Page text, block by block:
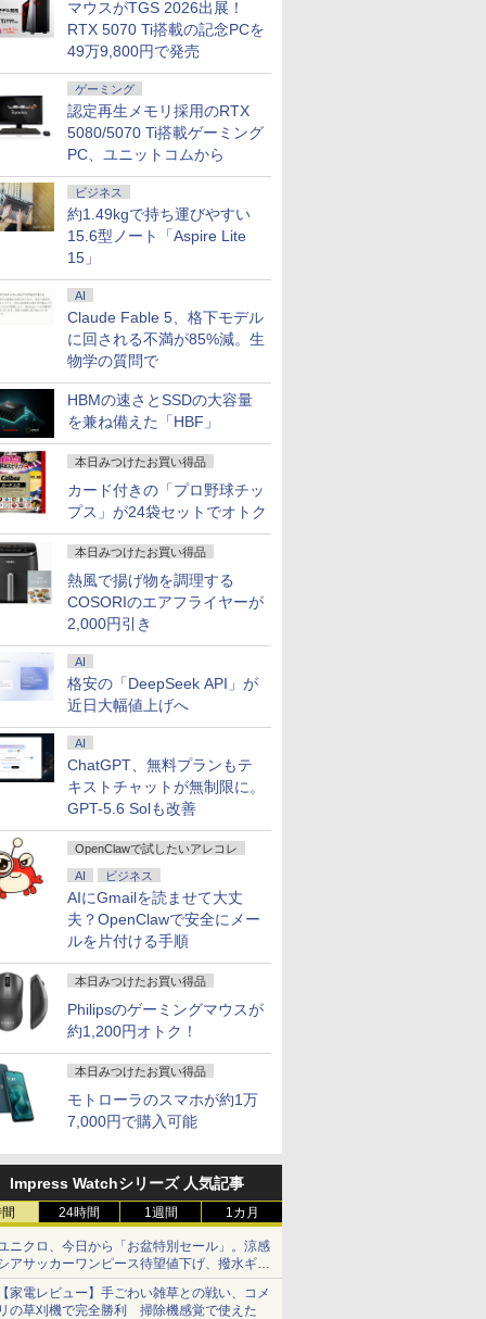
マウスがTGS 2026出展！
RTX 5070 Ti搭載の記念PCを
49万9,800円で発売
ゲーミング
認定再生メモリ採用のRTX
5080/5070 Ti搭載ゲーミング
PC、ユニットコムから
ビジネス
約1.49kgで持ち運びやすい
15.6型ノート「Aspire Lite
15」
AI
Claude Fable 5、格下モデル
に回される不満が85%減。生
物学の質問で
HBMの速さとSSDの大容量
を兼ね備えた「HBF」
本日みつけたお買い得品
カード付きの「プロ野球チッ
プス」が24袋セットでオトク
本日みつけたお買い得品
熱風で揚げ物を調理する
COSORIのエアフライヤーが
2,000円引き
AI
格安の「DeepSeek API」が
近日大幅値上げへ
AI
ChatGPT、無料プランもテ
キストチャットが無制限に。
GPT-5.6 Solも改善
OpenClawで試したいアレコレ
AI ビジネス
AIにGmailを読ませて大丈
夫？OpenClawで安全にメー
ルを片付ける手順
本日みつけたお買い得品
Philipsのゲーミングマウスが
約1,200円オトク！
本日みつけたお買い得品
モトローラのスマホが約1万
7,000円で購入可能
Impress Watchシリーズ 人気記事
24時間 1週間 1カ月
ニクロ、今日から「お盆特別セール」。涼感
アサッカーワンピース待望値下げ、撥水ギア
ョーツは1990円に
家電レビュー】手ごわい雑草との戦い、コメ
の草刈機で完全勝利 掃除機感覚で使えた
価格】中古 Panasonic Let's note CF-SV1 Core i5 1145G7 第11世代CPU メモリ16GB
Windows11 Pro CF-SV1RDLKS 1年保証 Bランク ノートパソコン【CA】 レッツノ
パソコン 中古ノートpc 中古pc win11
料無料 中古パソコン
64bit 搭載 DELL
ズ（7010等） Core i7
メモリ
DVD-ROM/激安セール
2
＼11日まで限定価格／ゲーミングPC
メモリ16GB SSD500GB Windows11
デスクトップPC モニター付き 23.8型
IPS 100Hz 1年保証 高性能 配信 動画編
￥181,070
ン＋P最大31.5%還元！】KTC MegPad
14搭載 スマートタブレット ディスプレ
ター FHD 10点マルチタッチ 8GB+128GB
プ ビジネス/移動/家庭用 レディース
7
￥25,160
ョン攻
界転生
電子書
]
ギルティサークル
山本やみー ]
8
信じていた仲間達にダ
かけたがギフト『無限
ガチャ』でレベル9999
ぁ！』します！【電子
￥792